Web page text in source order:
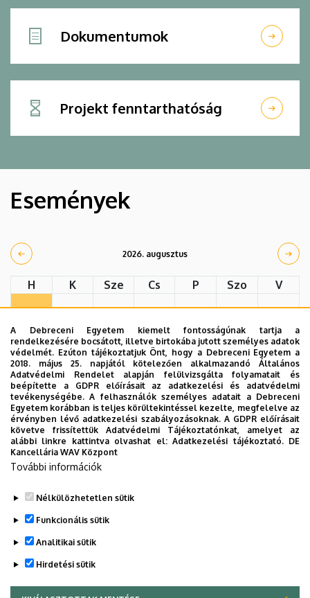
Dokumentumok
Projekt fenntarthatóság
Események
2026. augusztus
H K Sze Cs P Szo V
4 5 6 7 8 9
10 11 12 13 14 15 16
17 18 19 22
24 25 26
31 1
A Debreceni Egyetem kiemelt fontosságúnak tartja a
rendelkezésére bocsátott, illetve birtokába jutott személyes adatok
védelmét. Ezúton tájékoztatjuk Önt, hogy a Debreceni Egyetem a
2018. május 25. napjától kötelezően alkalmazandó Általános
Adatvédelmi Rendelet alapján felülvizsgálta folyamatait és
beépítette a GDPR előírásait az adatkezelési és adatvédelmi
tevékenységébe. A felhasználók személyes adatait a Debreceni
Egyetem korábban is teljes körültekintéssel kezelte, megfelelve az
érvényben lévő adatkezelési szabályozásoknak. A GDPR előírásait
követve frissítettük Adatvédelmi Tájékoztatónkat, amelyet az
alábbi linkre kattintva olvashat el:Adatkezelési tájékoztató. DE
Kancellária WAV Központ
További információk
Nélkülözhetetlen sütik
Funkcionális sütik
Analitikai sütik
Hirdetési sütik